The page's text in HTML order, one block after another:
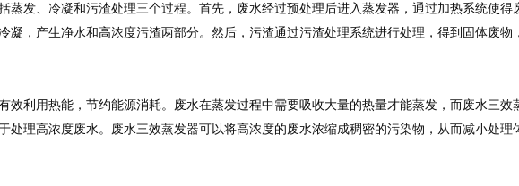
蒸发、冷凝和污渣处理三个过程。首先，废水经过预处理后进入蒸发器，通过加热系统使得
，产生净水和高浓度污渣两部分。然后，污渣通过污渣处理系统进行处理，得到固体废物
效利用热能，节约能源消耗。废水在蒸发过程中需要吸收大量的热量才能蒸发，而废水三效
理高浓度废水。废水三效蒸发器可以将高浓度的废水浓缩成稠密的污染物，从而减小处理